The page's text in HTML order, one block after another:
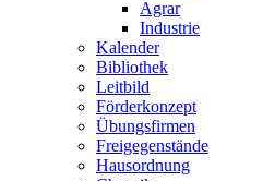
Agrar
Industrie
Kalender
Bibliothek
Leitbild
Förderkonzept
Übungsfirmen
Freigegenstände
Hausordnung